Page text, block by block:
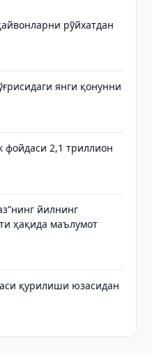
рўйхатдан
янги қонунни
2,1 триллион
йилнинг
ҳақида маълумот
қурилиши юзасидан